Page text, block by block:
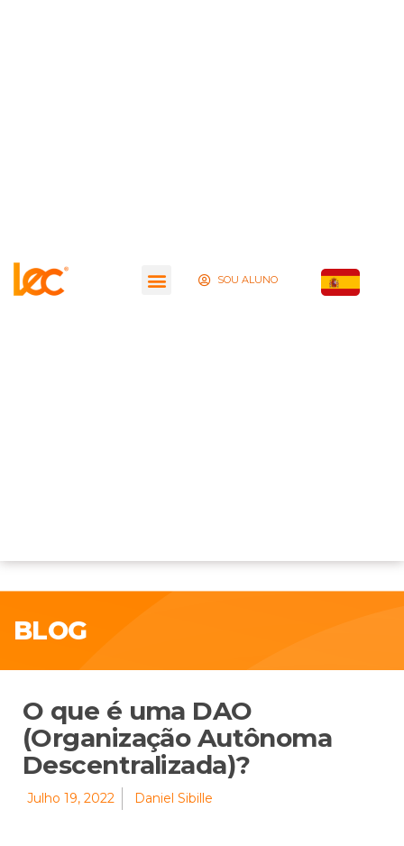
SOU ALUNO
BLOG
O que é uma DAO
(Organização Autônoma
Descentralizada)?
Julho 19, 2022 Daniel Sibille